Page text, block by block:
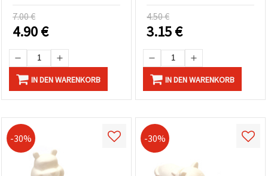
7.00 €
4.90€
IN DEN WARENKORB
4.50 €
3.15€
IN DEN WARENKORB
-30% -30%